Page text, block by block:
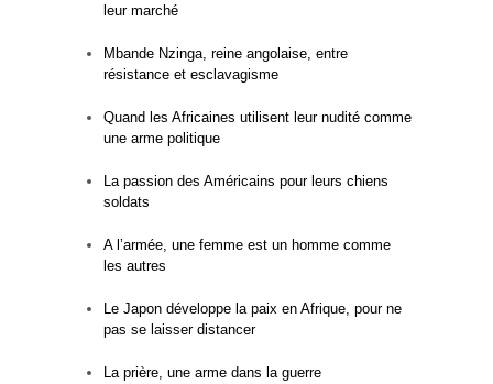
leur marché
Mbande Nzinga, reine angolaise, entre
résistance et esclavagisme
Quand les Africaines utilisent leur nudité comme
une arme politique
La passion des Américains pour leurs chiens
soldats
A l’armée, une femme est un homme comme
les autres
Le Japon développe la paix en Afrique, pour ne
pas se laisser distancer
La prière, une arme dans la guerre